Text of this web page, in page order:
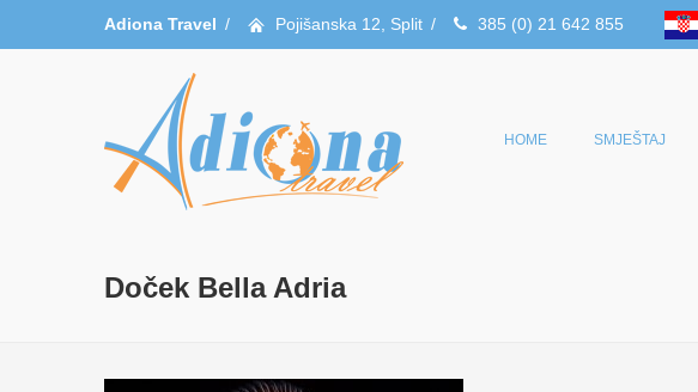
Adiona Travel / Pojišanska 12, Split / 385 (0) 21 642 855
HOME SMJEŠTAJ
Doček Bella Adria